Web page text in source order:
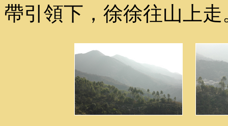
帶引領下，徐徐往山上走